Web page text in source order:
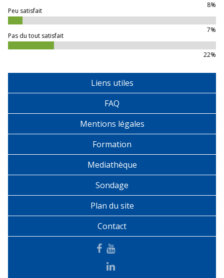
8%
Peu satisfait
7%
Pas du tout satisfait
22%
Liens utiles
FAQ
Mentions légales
Formation
Mediathèque
Sondage
Plan du site
Contact